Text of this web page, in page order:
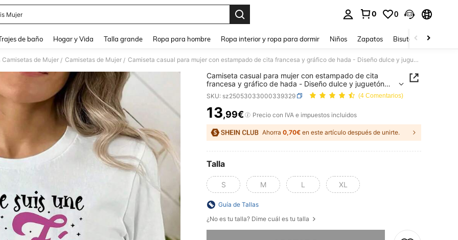
Mujer
0 0
de baño Hogar y Vida Talla grande Ropa para hombre Ropa interior y ropa para dormir Niños Zapatos Bisutería Y
Camisetas de Mujer / Camisetas de Mujer / Camiseta casual para mujer con estampado de cita francesa y gráfico de hada - Diseño dulce y juguetón para uso diario
Camiseta casual para mujer con estampado de cita
francesa y gráfico de hada - Diseño dulce y juguetón
para uso diario
SKU: sz25053033000339329 (4 Comentarios)
PRICE AND AVAILABILITY
13,99€ Precio con IVA e impuestos incluidos
Ahorra 0,70€ en este artículo después de unirte.
Talla
S M L XL
Guía de Tallas
¿No es tu talla? Dime cuál es tu talla